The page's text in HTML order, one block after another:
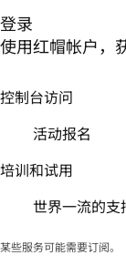
登录
使用红帽帐户，
控制台访问
活动报名
培训和试用
世界一流的支
某些服务可能需要订阅。